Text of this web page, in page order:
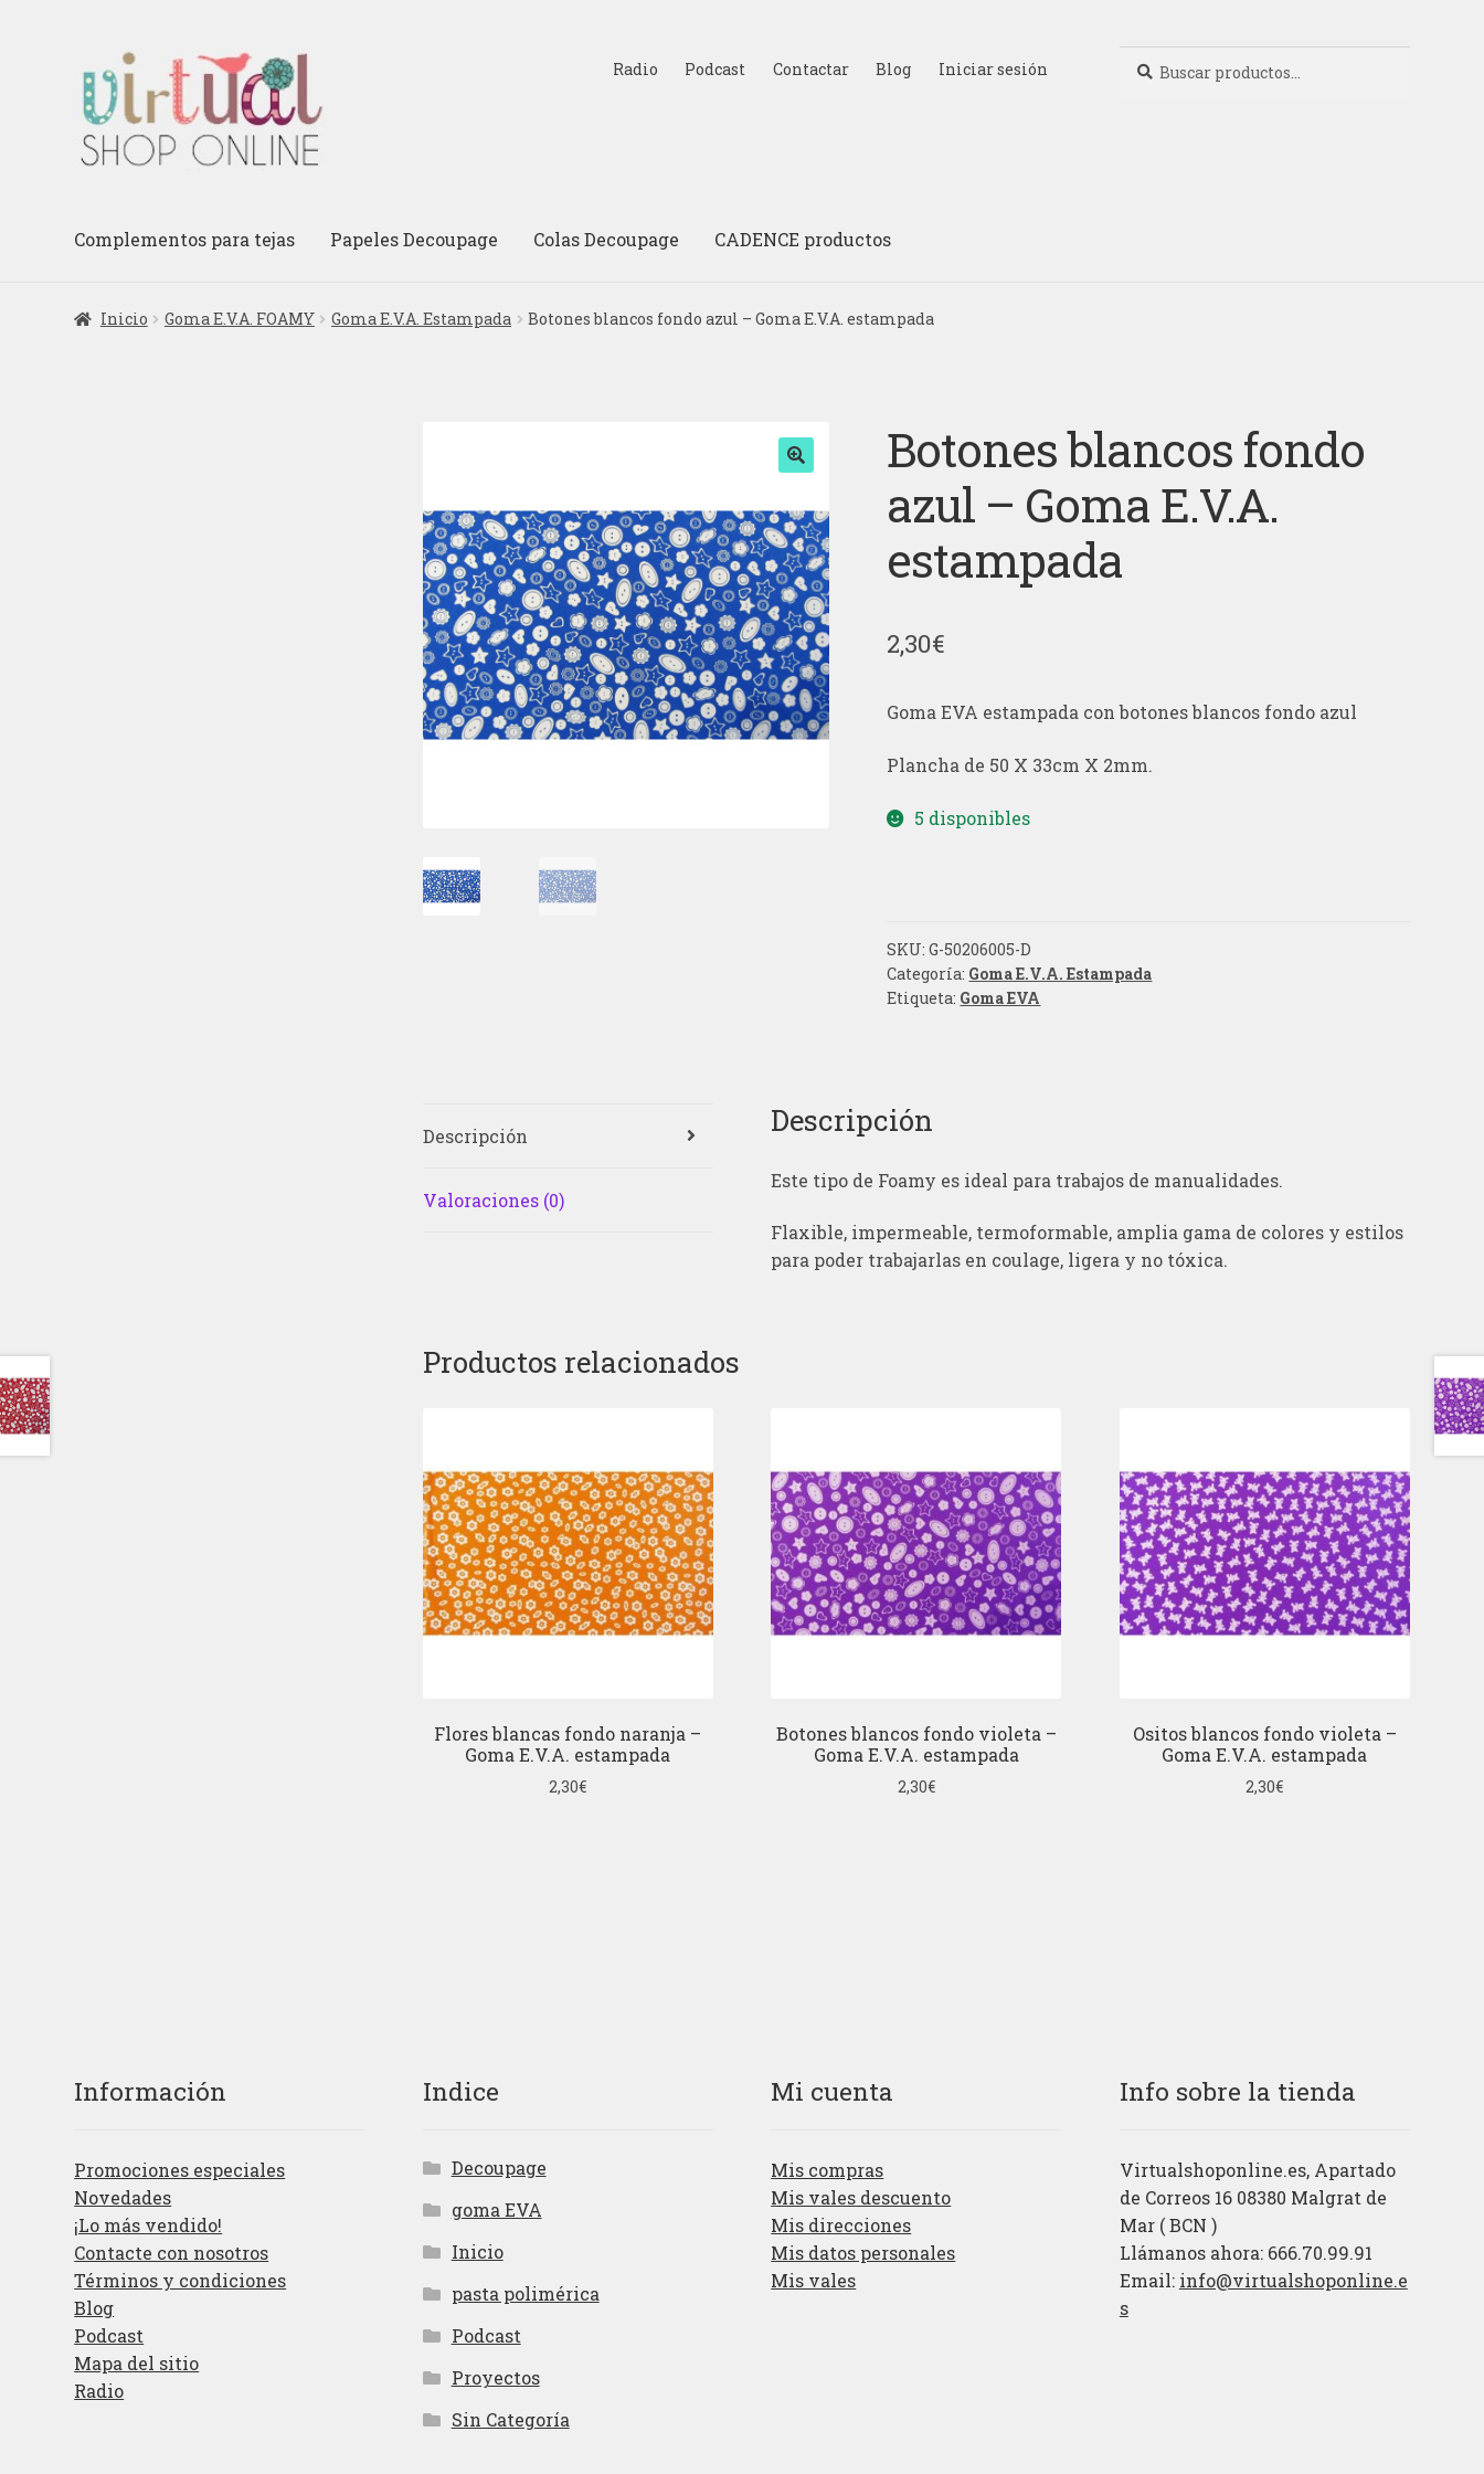
la
navegación
al
contenido
Radio Podcast Contactar Blog Iniciar sesión
por:
Complementos para tejas Papeles Decoupage Colas Decoupage CADENCE productos
Inicio Goma E.V.A. FOAMY Goma E.V.A. Estampada Botones blancos fondo azul – Goma E.V.A. estampada
Botones blancos fondo
azul – Goma E.V.A.
estampada
2,30€
Goma EVA estampada con botones blancos fondo azul
Plancha de 50 X 33cm X 2mm.
5 disponibles
SKU:G-50206005-D
Categoría: Goma E.V.A. Estampada
Etiqueta: Goma EVA
Descripción
Valoraciones (0)
Descripción
Este tipo de Foamy es ideal para trabajos de manualidades.
Flaxible, impermeable, termoformable, amplia gama de colores y estilos
para poder trabajarlas en coulage, ligera y no tóxica.
Productos relacionados
Flores blancas fondo naranja –
Goma E.V.A. estampada
2,30€
Botones blancos fondo violeta –
Goma E.V.A. estampada
2,30€
Ositos blancos fondo violeta –
Goma E.V.A. estampada
2,30€
Información
Promociones especiales
Novedades
¡Lo más vendido!
Contacte con nosotros
Términos y condiciones
Blog
Podcast
Mapa del sitio
Radio
Indice
Decoupage
goma EVA
Inicio
pasta polimérica
Podcast
Proyectos
Sin Categoría
Mi cuenta
Mis compras
Mis vales descuento
Mis direcciones
Mis datos personales
Mis vales
Info sobre la tienda
Virtualshoponline.es, Apartado
de Correos 16 08380 Malgrat de
Mar ( BCN )
Llámanos ahora: 666.70.99.91
Email: info@virtualshoponline.e
s